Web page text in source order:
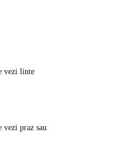
vezi linte
vezi praz sau